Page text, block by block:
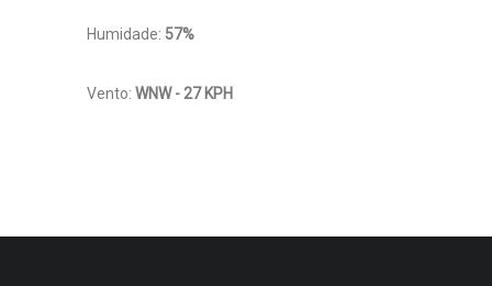
Humidade: 57%
Vento: WNW - 27 KPH